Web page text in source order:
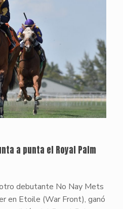
a punta el Royal Palm
debutante No Nay Mets
en Etoile (War Front), ganó